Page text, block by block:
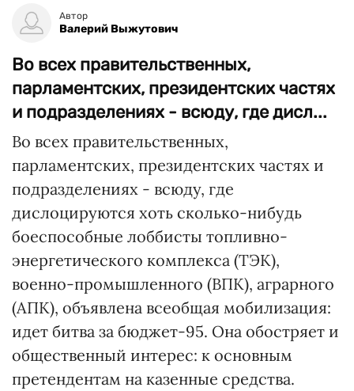
Автор
Валерий Выжутович
Во всех правительственных,
парламентских, президентских частях
и подразделениях - всюду, где дисл...
Во всех правительственных,
парламентских, президентских частях и
подразделениях - всюду, где
дислоцируются хоть сколько-нибудь
боеспособные лоббисты топливно-
энергетического комплекса (ТЭК),
военно-промышленного (ВПК), аграрного
(АПК), объявлена всеобщая мобилизация:
идет битва за бюджет-95. Она обостряет и
общественный интерес: к основным
претендентам на казенные средства.